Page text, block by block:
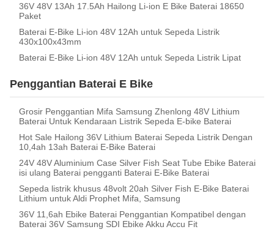
36V 48V 13Ah 17.5Ah Hailong Li-ion E Bike Baterai 18650
Paket
Baterai E-Bike Li-ion 48V 12Ah untuk Sepeda Listrik
430x100x43mm
Baterai E-Bike Li-ion 48V 12Ah untuk Sepeda Listrik Lipat
Penggantian Baterai E Bike
Grosir Penggantian Mifa Samsung Zhenlong 48V Lithium
Baterai Untuk Kendaraan Listrik Sepeda E-bike Baterai
Hot Sale Hailong 36V Lithium Baterai Sepeda Listrik Dengan
10,4ah 13ah Baterai E-Bike Baterai
24V 48V Aluminium Case Silver Fish Seat Tube Ebike Baterai
isi ulang Baterai pengganti Baterai E-Bike Baterai
Sepeda listrik khusus 48volt 20ah Silver Fish E-Bike Baterai
Lithium untuk Aldi Prophet Mifa, Samsung
36V 11,6ah Ebike Baterai Penggantian Kompatibel dengan
Baterai 36V Samsung SDI Ebike Akku Accu Fit